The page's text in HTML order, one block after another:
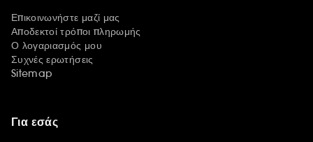
Επικοινωνήστε μαζί μας
Αποδεκτοί τρόποι πληρωμής
Ο λογαριασμός μου
Συχνές ερωτήσεις
Sitemap
Για εσάς